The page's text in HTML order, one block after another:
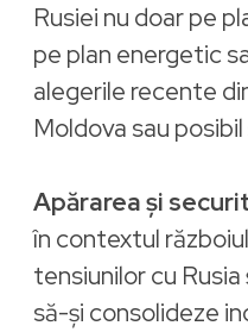
Rusiei nu doar pe
pe plan energetic
alegerile recente
Moldova sau posibil
Apărarea și
în contextul
tensiunilor cu
să-și consolideze